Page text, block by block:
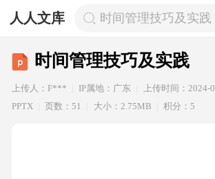
人人文库 时间管理技巧及实践
时间管理技巧及实践
上传人：F*** IP属地：广东 上传时间：2024-
PPTX
页数：51 大小：2.75MB 积分：5